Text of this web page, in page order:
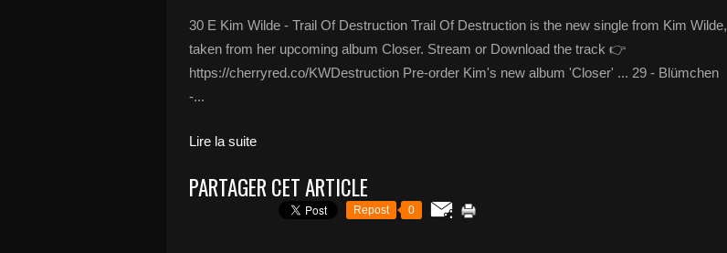
30 E Kim Wilde - Trail Of Destruction Trail Of Destruction is the new single from Kim Wilde,
taken from her upcoming album Closer. Stream or Download the track 👉
https://cherryred.co/KWDestruction Pre-order Kim's new album 'Closer' ... 29 - Blümchen
-...
Lire la suite
PARTAGER CET ARTICLE
Repost 0